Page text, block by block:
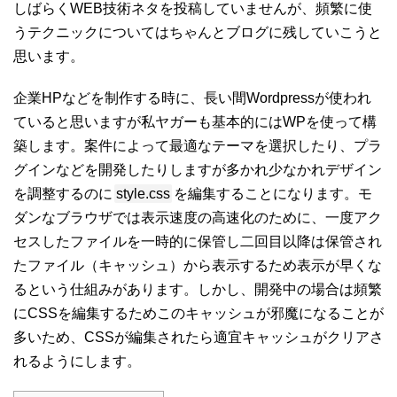
しばらくWEB技術ネタを投稿していませんが、頻繁に使
うテクニックについてはちゃんとブログに残していこうと
思います。
企業HPなどを制作する時に、長い間Wordpressが使われ
ていると思いますが私ヤガーも基本的にはWPを使って構
築します。案件によって最適なテーマを選択したり、プラ
グインなどを開発したりしますが多かれ少なかれデザイン
を調整するのに style.css を編集することになります。モ
ダンなブラウザでは表示速度の高速化のために、一度アク
セスしたファイルを一時的に保管し二回目以降は保管され
たファイル（キャッシュ）から表示するため表示が早くな
るという仕組みがあります。しかし、開発中の場合は頻繁
にCSSを編集するためこのキャッシュが邪魔になることが
多いため、CSSが編集されたら適宜キャッシュがクリアさ
れるようにします。